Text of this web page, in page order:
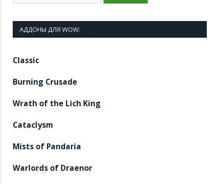
АДДОНЫ ДЛЯ WOW:
Classic
Burning Crusade
Wrath of the Lich King
Cataclysm
Mists of Pandaria
Warlords of Draenor